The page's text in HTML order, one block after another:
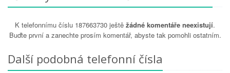
K telefonnímu číslu 187663730 ještě žádné komentáře neexistují.
Buďte první a zanechte prosím komentář, abyste tak pomohli ostatním.
Další podobná telefonní čísla